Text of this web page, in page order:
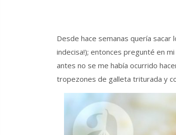
Desde hace semanas quería
indecisa!); entonces pregunté en
antes no se me había ocurrido
tropezones de galleta triturada y